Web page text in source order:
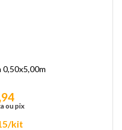
0,50x5,00m
kit
ou pix